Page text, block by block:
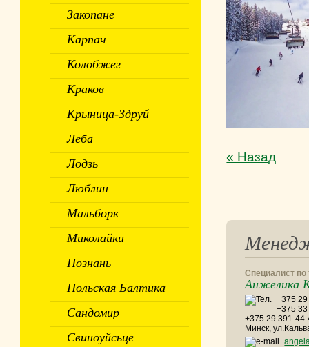
« Назад
Специалист по
Анжелика
+375
+375
+375 29 391-
Минск,
Закопане
Карпач
Колобжег
Краков
Крыница-Здруй
Леба
Лодзь
Люблин
Мальборк
Миколайки
Познань
Польская Балтика
Сандомир
Свиноуйсьце